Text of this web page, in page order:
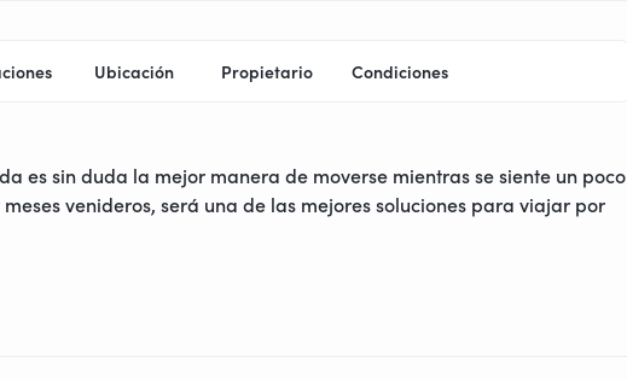
Ubicación Propietario Condiciones
es sin duda la mejor manera de moverse mientras se siente un poco
venideros, será una de las mejores soluciones para viajar por